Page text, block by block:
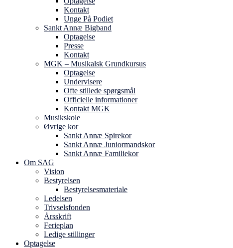
Kontakt
Unge På Podiet
Sankt Annæ Bigband
Optagelse
Presse
Kontakt
MGK – Musikalsk Grundkursus
Optagelse
Undervisere
Ofte stillede spørgsmål
Officielle informationer
Kontakt MGK
Musikskole
Øvrige kor
Sankt Annæ Spirekor
Sankt Annæ Juniormandskor
Sankt Annæ Familiekor
Om SAG
Vision
Bestyrelsen
Bestyrelsesmateriale
Ledelsen
Trivselsfonden
Årsskrift
Ferieplan
Ledige stillinger
Optagelse